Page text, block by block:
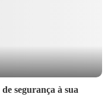
segurança à sua